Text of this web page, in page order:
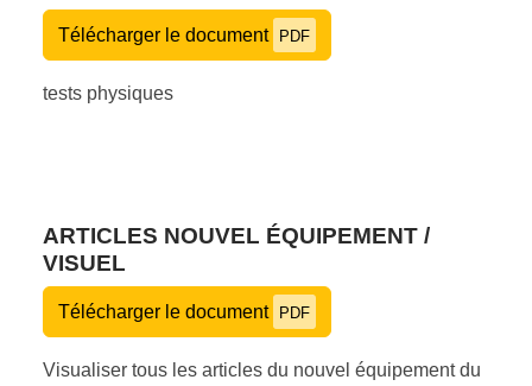
Télécharger le document PDF
tests physiques
ARTICLES NOUVEL ÉQUIPEMENT /
VISUEL
Télécharger le document PDF
Visualiser tous les articles du nouvel équipement du